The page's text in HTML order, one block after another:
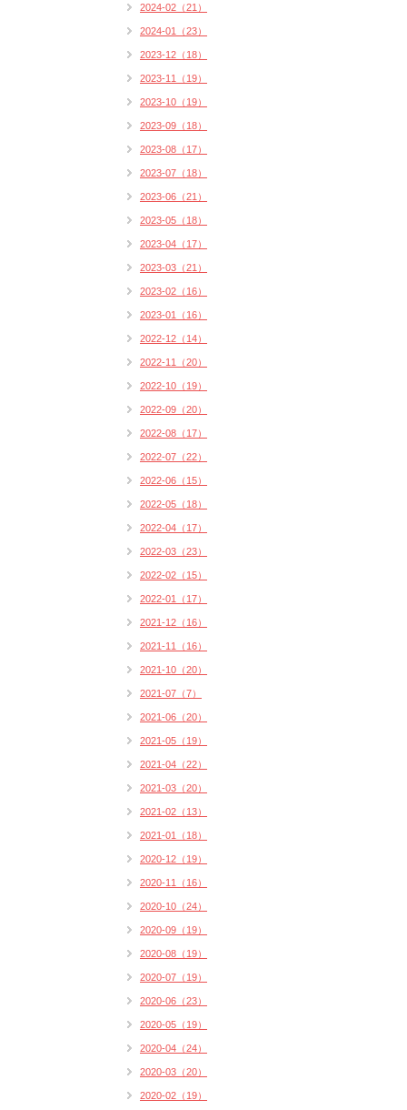
2024-02（21）
2024-01（23）
2023-12（18）
2023-11（19）
2023-10（19）
2023-09（18）
2023-08（17）
2023-07（18）
2023-06（21）
2023-05（18）
2023-04（17）
2023-03（21）
2023-02（16）
2023-01（16）
2022-12（14）
2022-11（20）
2022-10（19）
2022-09（20）
2022-08（17）
2022-07（22）
2022-06（15）
2022-05（18）
2022-04（17）
2022-03（23）
2022-02（15）
2022-01（17）
2021-12（16）
2021-11（16）
2021-10（20）
2021-07（7）
2021-06（20）
2021-05（19）
2021-04（22）
2021-03（20）
2021-02（13）
2021-01（18）
2020-12（19）
2020-11（16）
2020-10（24）
2020-09（19）
2020-08（19）
2020-07（19）
2020-06（23）
2020-05（19）
2020-04（24）
2020-03（20）
2020-02（19）